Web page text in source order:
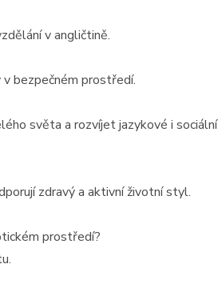
v angličtině.
bezpečném prostředí.
světa a rozvíjet jazykové i sociální
zdravý a aktivní životní styl.
prostředí?